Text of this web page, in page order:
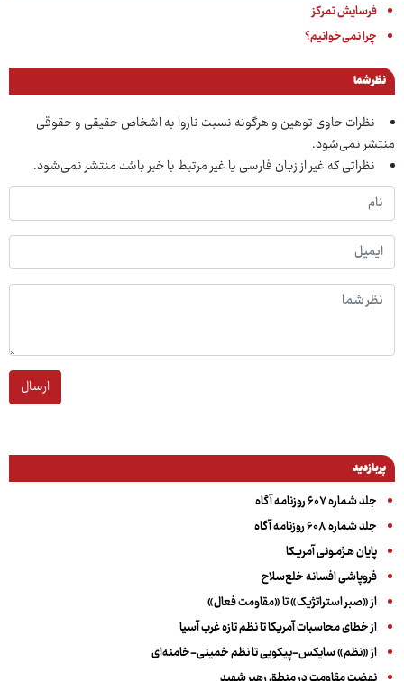
فرسایش تمرکز
چرا نمی‌خوانیم؟
نظر شما
نظرات حاوی توهین و هرگونه نسبت ناروا به اشخاص حقیقی و حقوقی
منتشر نمی‌شود.
نظراتی که غیر از زبان فارسی یا غیر مرتبط با خبر باشد منتشر نمی‌شود.
ارسال
پربازدید
جلد شماره ۶۰۷ روزنامه آگاه
جلد شماره ۶۰۸ روزنامه آگاه
پایان هـژمـونی آمریـکا
فروپاشی افسانه خلع‌سلاح
از «صبر استراتژیک» تا «مقاومت فعال»
از خطای محاسبات آمریکا تا نظم تازه غرب آسیا
از «نظم» سایکس-پیکویی تا نظم خمینی-خامنه‌ای